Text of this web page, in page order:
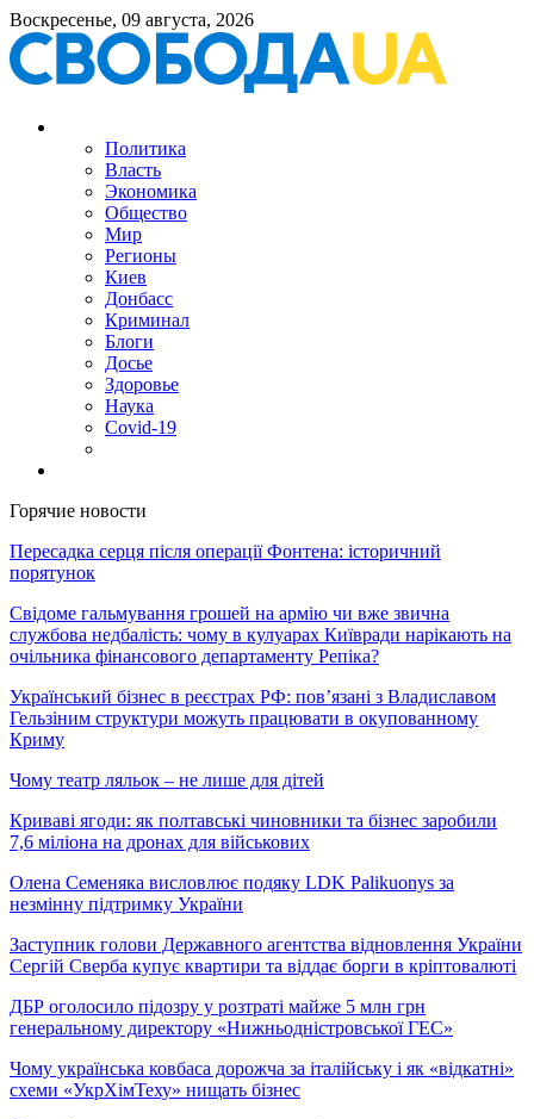
Воскресенье, 09 августа, 2026
Политика
Власть
Экономика
Общество
Мир
Регионы
Киев
Донбасс
Криминал
Блоги
Досье
Здоровье
Наука
Covid-19
Горячие новости
Пересадка серця після операції Фонтена: історичний
порятунок
Свідоме гальмування грошей на армію чи вже звична
службова недбалість: чому в кулуарах Київради нарікають на
очільника фінансового департаменту Репіка?
Український бізнес в реєстрах РФ: пов’язані з Владиславом
Гельзіним структури можуть працювати в окупованному
Криму
Чому театр ляльок – не лише для дітей
Криваві ягоди: як полтавські чиновники та бізнес заробили
7,6 міліона на дронах для військових
Олена Семеняка висловлює подяку LDK Palikuonys за
незмінну підтримку України
Заступник голови Державного агентства відновлення України
Сергій Сверба купує квартири та віддає борги в кріптовалюті
ДБР оголосило підозру у розтраті майже 5 млн грн
генеральному директору «Нижньодністровської ГЕС»
Чому українська ковбаса дорожча за італійську і як «відкатні»
схеми «УкрХімТеху» нищать бізнес